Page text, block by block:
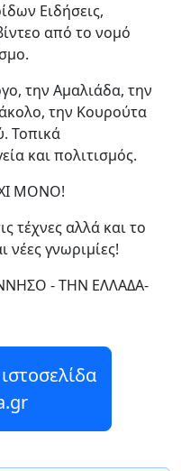
Ειδήσεις,
από το νομό
την Αμαλιάδα, την
την Κουρούτα
Τοπικά
και πολιτισμός.
ΜΟΝΟ!
τέχνες αλλά και το
νέες γνωριμίες!
- ΤΗΝ ΕΛΛΑΔΑ-